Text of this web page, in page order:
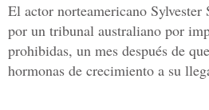
El actor norteamericano Sylvester
por un tribunal australiano por
prohibidas, un mes después de
hormonas de crecimiento a su